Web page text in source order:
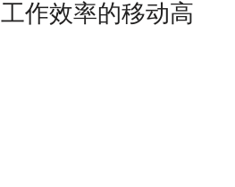
作效率的移动高